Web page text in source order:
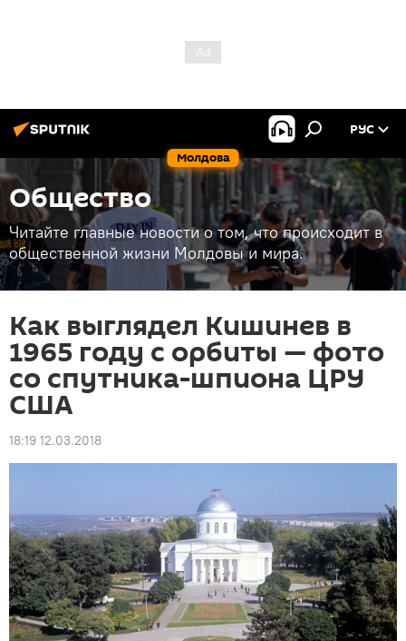
Молдова
РУС
Общество
Читайте главные новости о том, что происходит в
общественной жизни Молдовы и мира.
Как выглядел Кишинев в
1965 году с орбиты — фото
со спутника-шпиона ЦРУ
США
18:19 12.03.2018